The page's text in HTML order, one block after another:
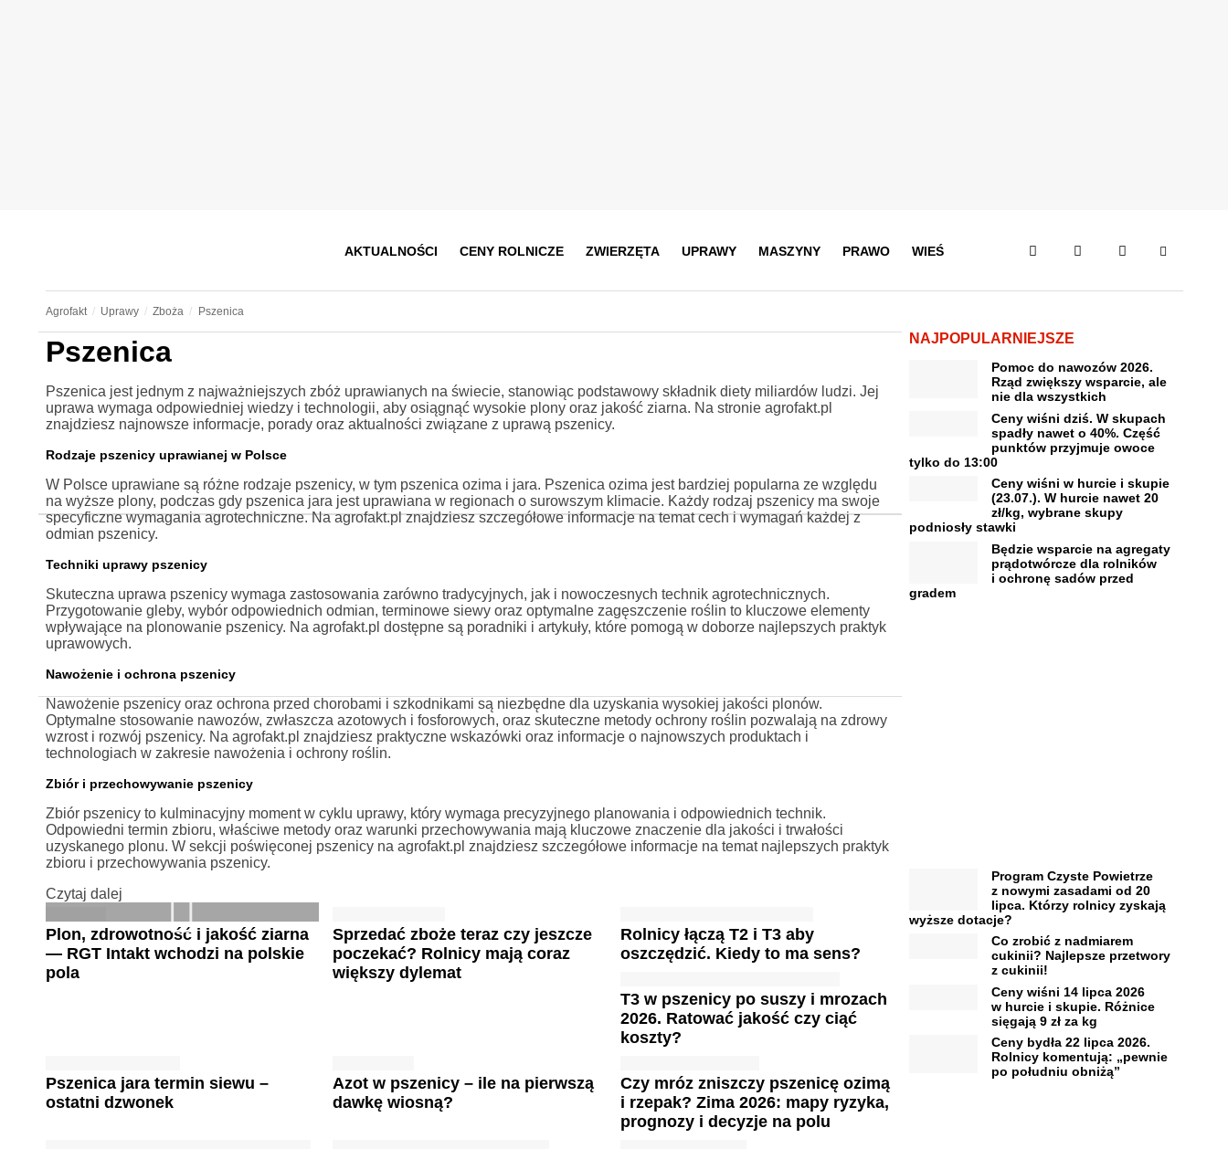
AKTUALNOŚCI CENY ROLNICZE ZWIERZĘTA UPRAWY MASZYNY PRAWO WIEŚ
Agrofakt Uprawy Zboża Pszenica
Pszenica
Pszenica jest jednym z najważniejszych zbóż uprawianych na świecie, stanowiąc podstawowy składnik diety miliardów ludzi. Jej
uprawa wymaga odpowiedniej wiedzy i technologii, aby osiągnąć wysokie plony oraz jakość ziarna. Na stronie agrofakt.pl
znajdziesz najnowsze informacje, porady oraz aktualności związane z uprawą pszenicy.
Rodzaje pszenicy uprawianej w Polsce
W Polsce uprawiane są różne rodzaje pszenicy, w tym pszenica ozima i jara. Pszenica ozima jest bardziej popularna ze względu
na wyższe plony, podczas gdy pszenica jara jest uprawiana w regionach o surowszym klimacie. Każdy rodzaj pszenicy ma swoje
specyficzne wymagania agrotechniczne. Na agrofakt.pl znajdziesz szczegółowe informacje na temat cech i wymagań każdej z
odmian pszenicy.
Techniki uprawy pszenicy
Skuteczna uprawa pszenicy wymaga zastosowania zarówno tradycyjnych, jak i nowoczesnych technik agrotechnicznych.
Przygotowanie gleby, wybór odpowiednich odmian, terminowe siewy oraz optymalne zagęszczenie roślin to kluczowe elementy
wpływające na plonowanie pszenicy. Na agrofakt.pl dostępne są poradniki i artykuły, które pomogą w doborze najlepszych praktyk
uprawowych.
Nawożenie i ochrona pszenicy
Nawożenie pszenicy oraz ochrona przed chorobami i szkodnikami są niezbędne dla uzyskania wysokiej jakości plonów.
Optymalne stosowanie nawozów, zwłaszcza azotowych i fosforowych, oraz skuteczne metody ochrony roślin pozwalają na zdrowy
wzrost i rozwój pszenicy. Na agrofakt.pl znajdziesz praktyczne wskazówki oraz informacje o najnowszych produktach i
technologiach w zakresie nawożenia i ochrony roślin.
Zbiór i przechowywanie pszenicy
Zbiór pszenicy to kulminacyjny moment w cyklu uprawy, który wymaga precyzyjnego planowania i odpowiednich technik.
Odpowiedni termin zbioru, właściwe metody oraz warunki przechowywania mają kluczowe znaczenie dla jakości i trwałości
uzyskanego plonu. W sekcji poświęconej pszenicy na agrofakt.pl znajdziesz szczegółowe informacje na temat najlepszych praktyk
zbioru i przechowywania pszenicy.
Czytaj dalej
Plon, zdrowotność i jakość ziarna
— RGT Intakt wchodzi na polskie
pola
Sprzedać zboże teraz czy jeszcze
poczekać? Rolnicy mają coraz
większy dylemat
Rolnicy łączą T2 i T3 aby
oszczędzić. Kiedy to ma sens?
T3 w pszenicy po suszy i mrozach
2026. Ratować jakość czy ciąć
koszty?
Pszenica jara termin siewu –
ostatni dzwonek
Azot w pszenicy – ile na pierwszą
dawkę wiosną?
Czy mróz zniszczy pszenicę ozimą
i rzepak? Zima 2026: mapy ryzyka,
prognozy i decyzje na polu
NAJPOPULARNIEJSZE
Pomoc do nawozów 2026.
Rząd zwiększy wsparcie, ale
nie dla wszystkich
Ceny wiśni dziś. W skupach
spadły nawet o 40%. Część
punktów przyjmuje owoce
tylko do 13:00
Ceny wiśni w hurcie i skupie
(23.07.). W hurcie nawet 20
zł/kg, wybrane skupy
podniosły stawki
Będzie wsparcie na agregaty
prądotwórcze dla rolników
i ochronę sadów przed
gradem
Program Czyste Powietrze
z nowymi zasadami od 20
lipca. Którzy rolnicy zyskają
wyższe dotacje?
Co zrobić z nadmiarem
cukinii? Najlepsze przetwory
z cukinii!
Ceny wiśni 14 lipca 2026
w hurcie i skupie. Różnice
sięgają 9 zł za kg
Ceny bydła 22 lipca 2026.
Rolnicy komentują: „pewnie
po południu obniżą”